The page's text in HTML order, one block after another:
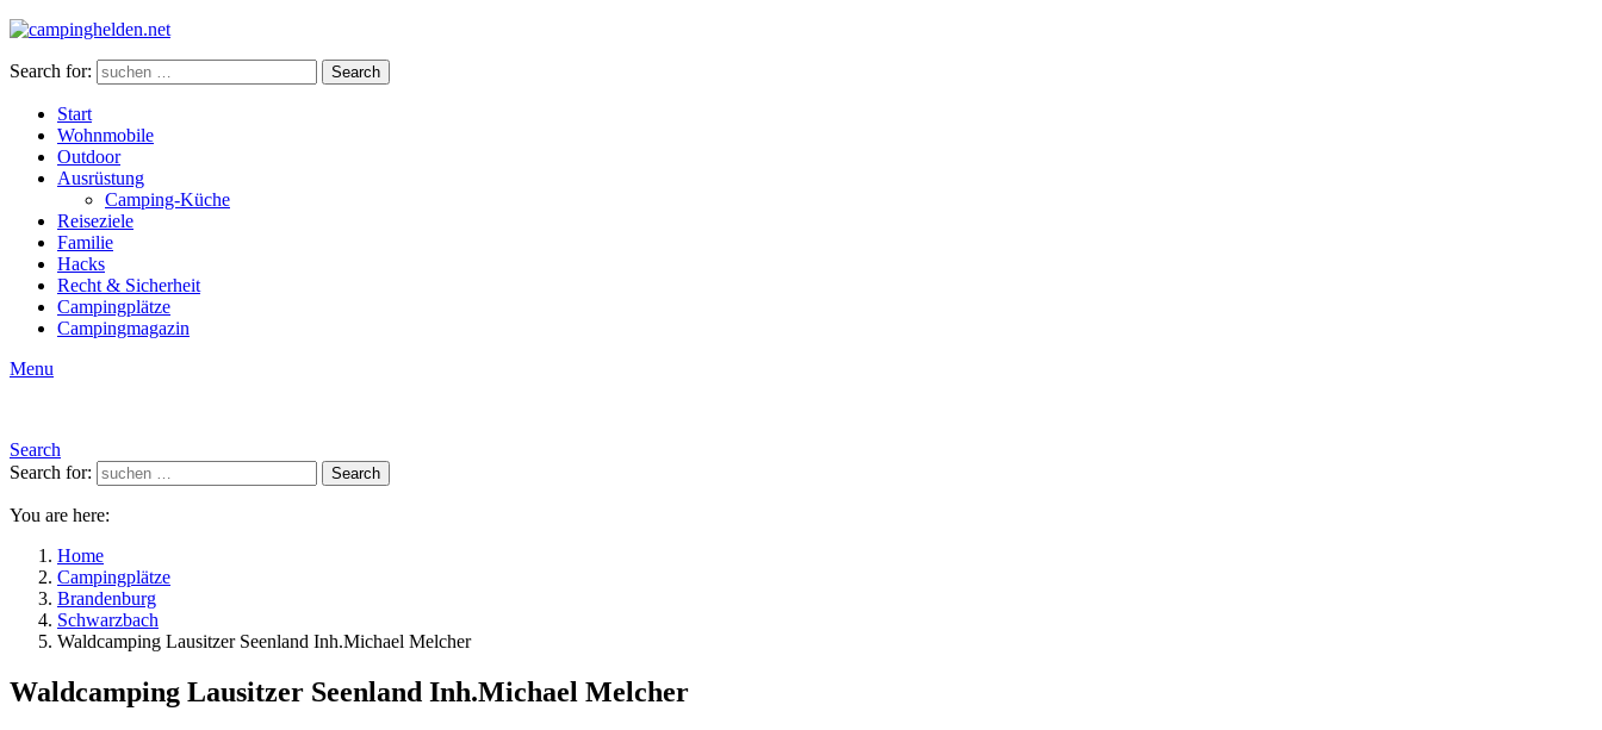
Search for: Search
Start
Wohnmobile
Outdoor
Ausrüstung
Camping-Küche
Reiseziele
Familie
Hacks
Recht & Sicherheit
Campingplätze
Campingmagazin
Menu
Search
Search for:
Search
You are here:
Home
Campingplätze
Brandenburg
Schwarzbach
Waldcamping Lausitzer Seenland Inh.Michael Melcher
Waldcamping Lausitzer Seenland Inh.Michael Melcher